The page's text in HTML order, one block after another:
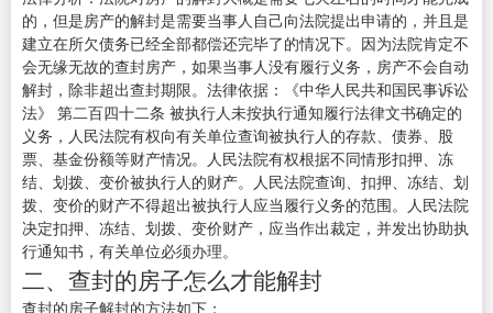
的，但是房产的解封是需要当事人自己向法院提出申请的，并且是
建立在所欠债务已经全部都偿还完毕了的情况下。因为法院肯定不
会无缘无故的查封房产，如果当事人没有履行义务，房产不会自动
解封，除非超出查封期限。法律依据：《中华人民共和国民事诉讼
法》 第二百四十二条 被执行人未按执行通知履行法律文书确定的
义务，人民法院有权向有关单位查询被执行人的存款、债券、股
票、基金份额等财产情况。人民法院有权根据不同情形扣押、冻
结、划拨、变价被执行人的财产。人民法院查询、扣押、冻结、划
拨、变价的财产不得超出被执行人应当履行义务的范围。人民法院
决定扣押、冻结、划拨、变价财产，应当作出裁定，并发出协助执
行通知书，有关单位必须办理。
二、查封的房子怎么才能解封
查封的房子解封的方法如下：